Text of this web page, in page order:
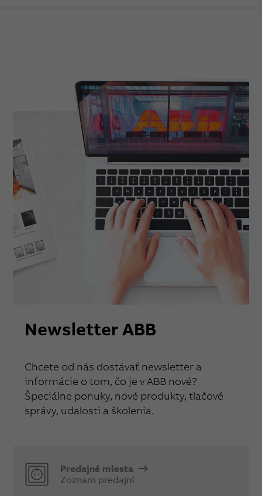
Newsletter ABB
Chcete od nás dostávať newsletter a
informácie o tom, čo je v ABB nové?
Špeciálne ponuky, nové produkty, tlačové
správy, udalosti a školenia.
Predajné miesta
Zoznam predajní